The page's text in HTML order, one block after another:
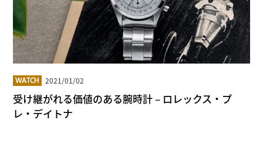
WATCH 2021/01/02
受け継がれる価値のある腕時計 – ロレックス・プ
レ・デイトナ